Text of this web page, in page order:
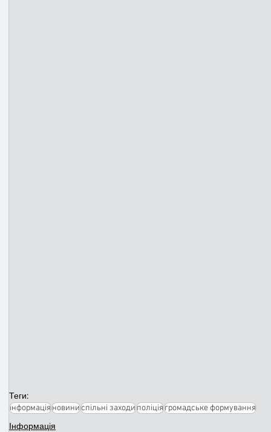
Теги:
інформаціяновиниспільні заходиполіціягромадське формування
Інформація